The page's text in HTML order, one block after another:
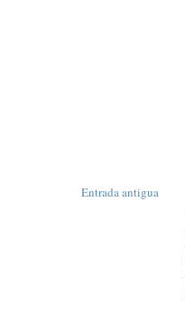
Entrada antigua